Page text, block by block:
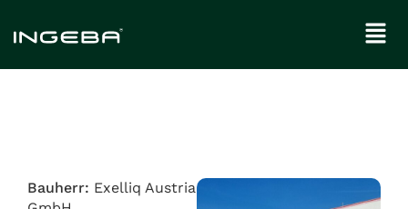
Bauherr: Exelliq Austria